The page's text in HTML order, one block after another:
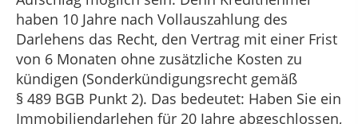
haben 10 Jahre nach Vollauszahlung des
Darlehens das Recht, den Vertrag mit einer Frist
von 6 Monaten ohne zusätzliche Kosten zu
kündigen (Sonderkündigungsrecht gemäß
§ 489 BGB Punkt 2). Das bedeutet: Haben Sie ein
Immobiliendarlehen für 20 Jahre abgeschlossen,